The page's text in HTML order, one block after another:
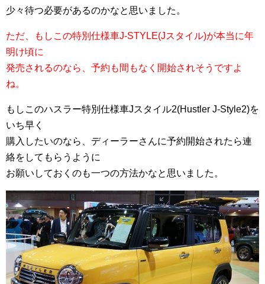
少々待つ必要があるのかなと思いました。
ただ、もしこの特別仕様車J-STYLE(Jスタイル)が本当に年
明け頃に
発売されるのなら、予約も間もなく開始されそうですよ
ね。
もしこのハスラー特別仕様車Jスタイル2(Hustler J-Style2)を
いち早く
購入したいのなら、ディーラーさんに予約開始されたら連
絡をしてもらうように
お願いしておくのも一つの方法かなと思いました。